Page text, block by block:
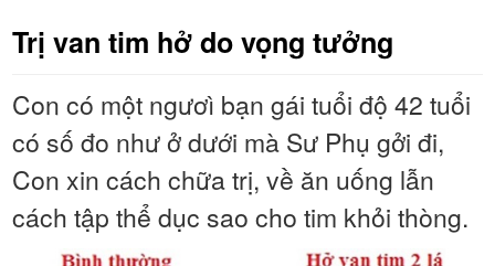
Trị van tim hở do vọng tưởng
Con có một ngươì bạn gái tuổi độ 42 tuổi
có số đo như ở dưới mà Sư Phụ gởi đi,
Con xin cách chữa trị, về ăn uống lẫn
cách tập thể dục sao cho tim khỏi thòng.